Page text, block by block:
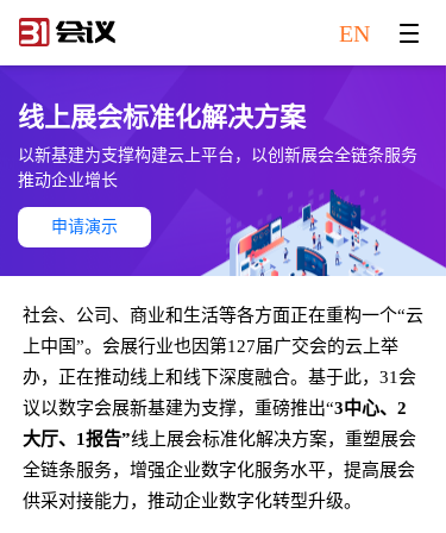
EN
线上展会标准化解决方案
以新基建为支撑构建云上平台，以创新展会全链条服务
推动企业增长
申请演示
社会、公司、商业和生活等各方面正在重构一个“云
上中国”。会展行业也因第127届广交会的云上举
办，正在推动线上和线下深度融合。基于此，31会
议以数字会展新基建为支撑，重磅推出“3中心、2
大厅、1报告”线上展会标准化解决方案，重塑展会
全链条服务，增强企业数字化服务水平，提高展会
供采对接能力，推动企业数字化转型升级。